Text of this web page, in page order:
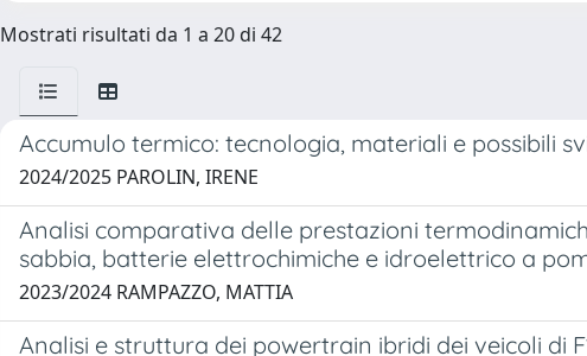
Mostrati risultati da 1 a 20 di 42
Accumulo termico: tecnologia, materiali e possibili
2024/2025 PAROLIN, IRENE
Analisi comparativa delle prestazioni
sabbia, batterie elettrochimiche e idroelettrico a
2023/2024 RAMPAZZO, MATTIA
Analisi e struttura dei powertrain ibridi dei veicoli di